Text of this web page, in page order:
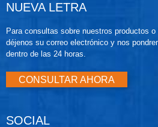
NUEVA LETRA
Para consultas sobre nuestros productos
déjenos su correo electrónico y nos
dentro de las 24 horas.
CONSULTAR AHORA
SOCIAL